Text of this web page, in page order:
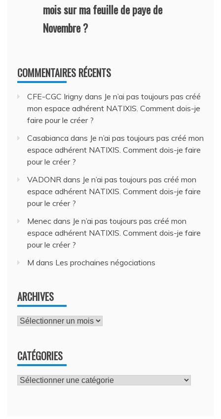
mois sur ma feuille de paye de
Novembre ?
COMMENTAIRES RÉCENTS
CFE-CGC Irigny dans Je n’ai pas toujours pas créé
mon espace adhérent NATIXIS. Comment dois-je
faire pour le créer ?
Casabianca dans Je n’ai pas toujours pas créé mon
espace adhérent NATIXIS. Comment dois-je faire
pour le créer ?
VADONR dans Je n’ai pas toujours pas créé mon
espace adhérent NATIXIS. Comment dois-je faire
pour le créer ?
Menec dans Je n’ai pas toujours pas créé mon
espace adhérent NATIXIS. Comment dois-je faire
pour le créer ?
M dans Les prochaines négociations
ARCHIVES
Archives
CATÉGORIES
Catégories